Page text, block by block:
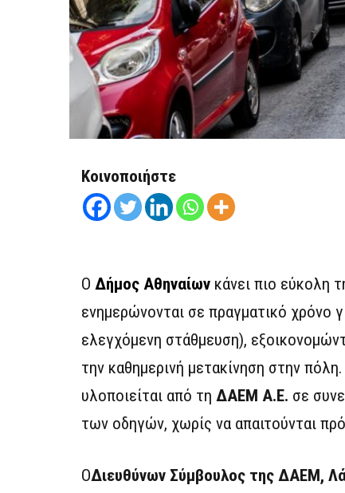
Κοινοποιήστε
Ο Δήμος Αθηναίων κάνει πιο εύκολη
ενημερώνονται σε πραγματικό χρόνο
ελεγχόμενη στάθμευση),
την καθημερινή μετακίνηση στην
υλοποιείται από τη ΔΑΕΜ Α.Ε. σε
των οδηγών, χωρίς να απαιτούνται
ΟΔιευθύνων Σύμβουλος της ΔΑΕΜ,